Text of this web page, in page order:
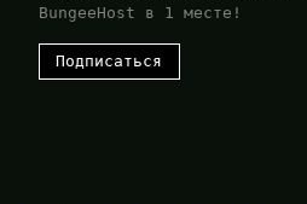
BungeeHost в 1 месте!